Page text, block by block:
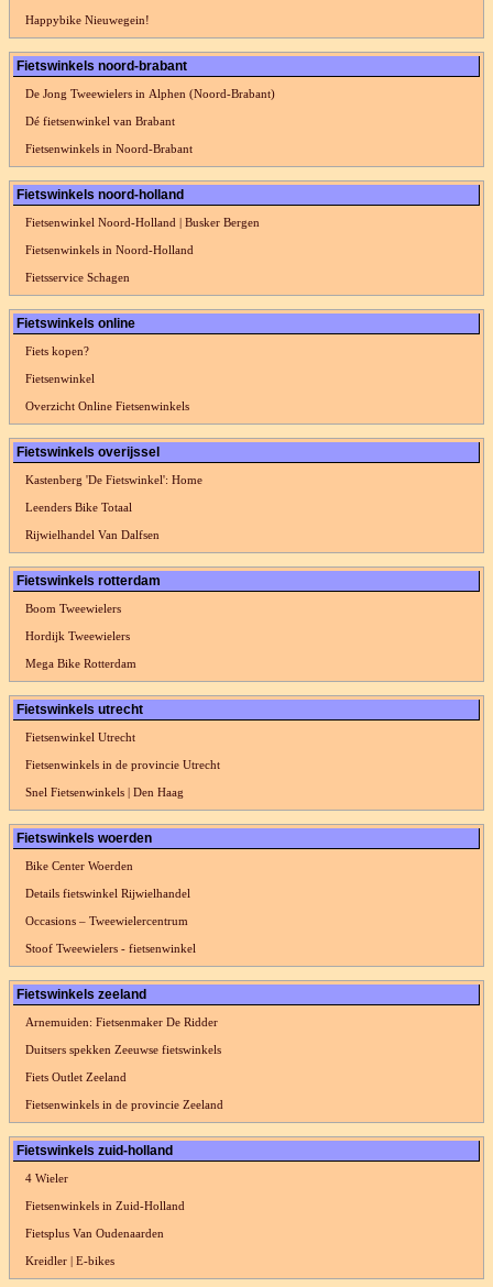
Happybike Nieuwegein!
Fietswinkels noord-brabant
De Jong Tweewielers in Alphen (Noord-Brabant)
Dé fietsenwinkel van Brabant
Fietsenwinkels in Noord-Brabant
Fietswinkels noord-holland
Fietsenwinkel Noord-Holland | Busker Bergen
Fietsenwinkels in Noord-Holland
Fietsservice Schagen
Fietswinkels online
Fiets kopen?
Fietsenwinkel
Overzicht Online Fietsenwinkels
Fietswinkels overijssel
Kastenberg 'De Fietswinkel': Home
Leenders Bike Totaal
Rijwielhandel Van Dalfsen
Fietswinkels rotterdam
Boom Tweewielers
Hordijk Tweewielers
Mega Bike Rotterdam
Fietswinkels utrecht
Fietsenwinkel Utrecht
Fietsenwinkels in de provincie Utrecht
Snel Fietsenwinkels | Den Haag
Fietswinkels woerden
Bike Center Woerden
Details fietswinkel Rijwielhandel
Occasions – Tweewielercentrum
Stoof Tweewielers - fietsenwinkel
Fietswinkels zeeland
Arnemuiden: Fietsenmaker De Ridder
Duitsers spekken Zeeuwse fietswinkels
Fiets Outlet Zeeland
Fietsenwinkels in de provincie Zeeland
Fietswinkels zuid-holland
4 Wieler
Fietsenwinkels in Zuid-Holland
Fietsplus Van Oudenaarden
Kreidler | E-bikes